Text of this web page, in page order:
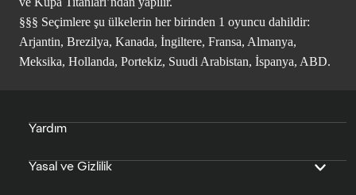
§§§ Seçimlere şu ülkelerin her birinden 1 oyuncu dahildir:
Arjantin, Brezilya, Kanada, İngiltere, Fransa, Almanya,
Meksika, Hollanda, Portekiz, Suudi Arabistan, İspanya, ABD.
Yardım
Yasal ve Gizlilik